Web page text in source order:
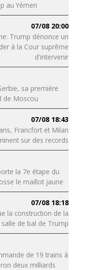
au Yémen
07/08 20:00
Trump dénonce un
à la Cour suprême
d'intervenir
sa première
de Moscou
07/08 18:43
Francfort et Milan
sur des records
la 7e étape du
le maillot jaune
07/08 18:18
la construction de la
salle de bal de Trump
de 19 trains à
deux milliards